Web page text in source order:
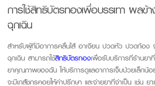
การใช้สิทธิบัตรทองเพื่อบรรเทา ผลข้
ฉุกเฉิน
สำหรับผู้ที่มีอาการคลื่นไส้ อาเจียน ปวดหัว ปวดท้อง
ฉุกเฉิน สามารถใช้สิทธิบัตรทองเพื่อรับบริการที่ร้านยา
ยาคุณภาพของฉัน ให้บริการดูแลอาการเจ็บป่วยเล็กน้
จะมีเภสัชกรคอยให้คำปรึกษา และจ่ายยาที่จำเป็น เช่น ย